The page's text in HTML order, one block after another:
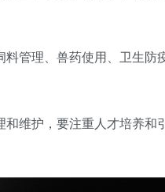
管理、兽药使用、卫生防
维护，要注重人才培养和